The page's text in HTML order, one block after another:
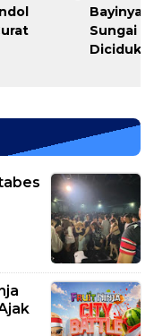
Bayinya
Sungai
Diciduk